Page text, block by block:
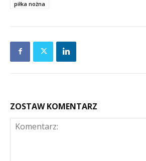
piłka nożna
ZOSTAW KOMENTARZ